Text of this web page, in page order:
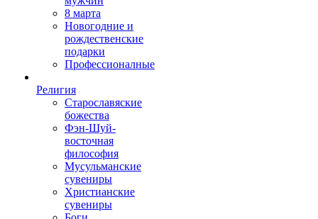
8 марта
Новогодние и
рождественские
подарки
Профессионалные
Религия
Старославяские
божества
Фэн-Шуй-
восточная
философия
Мусульманские
сувениры
Христианские
сувениры